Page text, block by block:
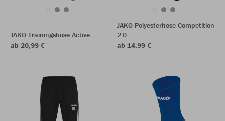
JAKO Trainingshose Active
ab 20,99 €
JAKO Polyesterhose Competition
2.0
ab 14,99 €